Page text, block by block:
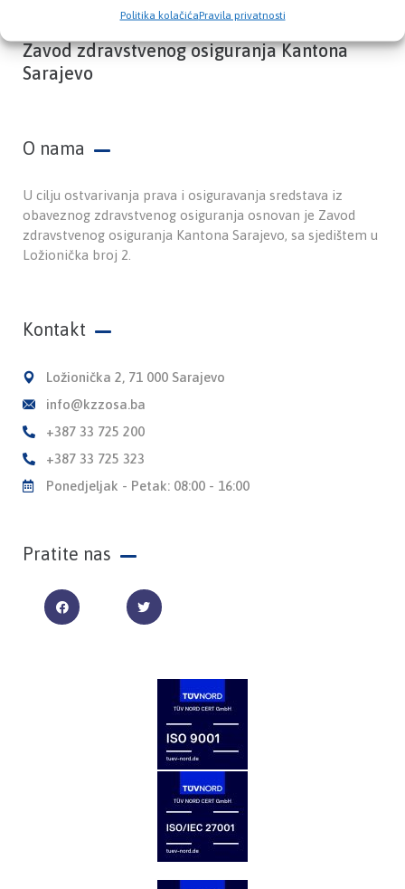
Politika kolačićaPravila privatnosti
Zavod zdravstvenog osiguranja Kantona
Sarajevo
O nama
U cilju ostvarivanja prava i osiguravanja sredstava iz
obaveznog zdravstvenog osiguranja osnovan je Zavod
zdravstvenog osiguranja Kantona Sarajevo, sa sjedištem u
Ložionička broj 2.
Kontakt
Ložionička 2, 71 000 Sarajevo
info@kzzosa.ba
+387 33 725 200
+387 33 725 323
Ponedjeljak - Petak: 08:00 - 16:00
Pratite nas